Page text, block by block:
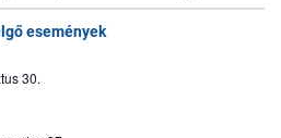
események
30.